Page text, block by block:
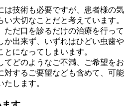
は技術も必要ですが、患者様の気
大切なことだと考えています。
ただ口を診るだけの治療を行って
か出来ず、いずれはひどい虫歯や
になってしまいます。
てどのようなご不満、ご希望をお
対するご要望なども含めて、可能
します。